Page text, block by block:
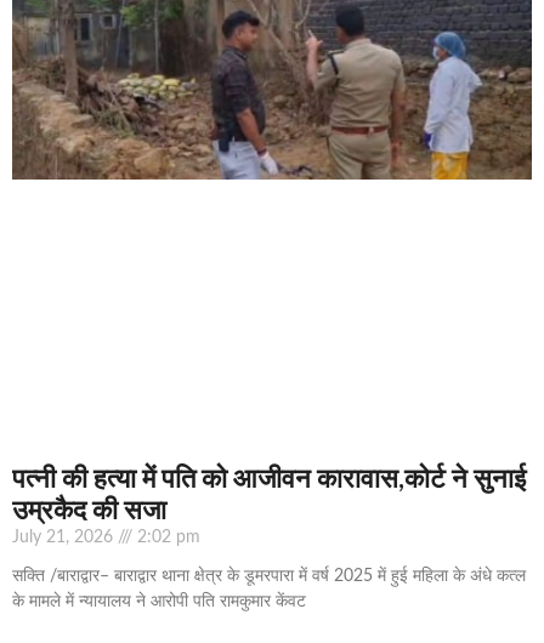
पत्नी की हत्या में पति को आजीवन कारावास,कोर्ट ने सुनाई
उम्रकैद की सजा
July 21, 2026 2:02 pm
सक्ति /बाराद्वार– बाराद्वार थाना क्षेत्र के डूमरपारा में वर्ष 2025 में हुई महिला के अंधे कत्ल
के मामले में न्यायालय ने आरोपी पति रामकुमार केंवट